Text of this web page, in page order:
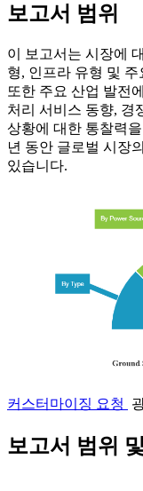
보고서 범위
이 보고서는 시장에
형, 인프라 유형 및
또한 주요 산업 발전
처리 서비스 동향, 경
상황에 대한 통찰력
년 동안 글로벌 시장
있습니다.
커스터마이징 요청
보고서 범위